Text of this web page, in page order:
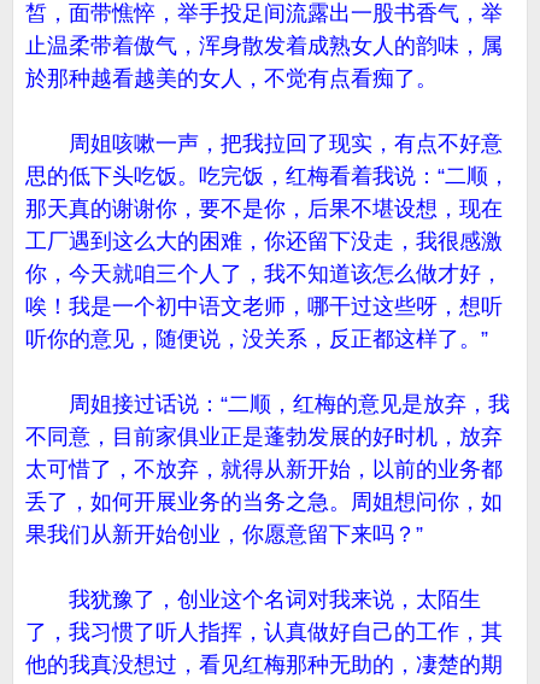
皙，面带憔悴，举手投足间流露出一股书香气，举
止温柔带着傲气，浑身散发着成熟女人的韵味，属
於那种越看越美的女人，不觉有点看痴了。
周姐咳嗽一声，把我拉回了现实，有点不好意
思的低下头吃饭。吃完饭，红梅看着我说：“二顺，
那天真的谢谢你，要不是你，后果不堪设想，现在
工厂遇到这么大的困难，你还留下没走，我很感激
你，今天就咱三个人了，我不知道该怎么做才好，
唉！我是一个初中语文老师，哪干过这些呀，想听
听你的意见，随便说，没关系，反正都这样了。”
周姐接过话说：“二顺，红梅的意见是放弃，我
不同意，目前家俱业正是蓬勃发展的好时机，放弃
太可惜了，不放弃，就得从新开始，以前的业务都
丢了，如何开展业务的当务之急。周姐想问你，如
果我们从新开始创业，你愿意留下来吗？”
我犹豫了，创业这个名词对我来说，太陌生
了，我习惯了听人指挥，认真做好自己的工作，其
他的我真没想过，看见红梅那种无助的，凄楚的期